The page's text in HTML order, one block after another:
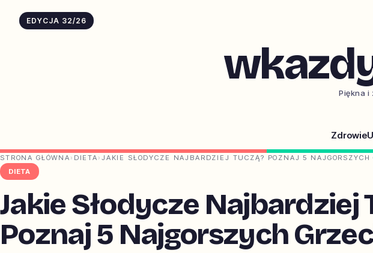
EDYCJA 32/26
Piękna i
Zdrowie
STRONA GŁÓWNA › DIETA › JAKIE SŁODYCZE NAJBARDZIEJ TUCZĄ? POZNAJ 5 NAJGORSZYCH
DIETA
Jakie Słodycze Najbardziej
Poznaj 5 Najgorszych